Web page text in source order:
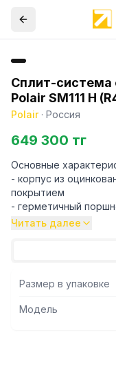
Сплит-система
Polair SM111 H
Polair· Россия
649 300 тг
Основные
- корпус из
покрытием
- герметичный
- электронный блок
- дросселирующее
- автоматическая
- используемый
В стандартную
Читать далее
Размер в упаковке
Модель